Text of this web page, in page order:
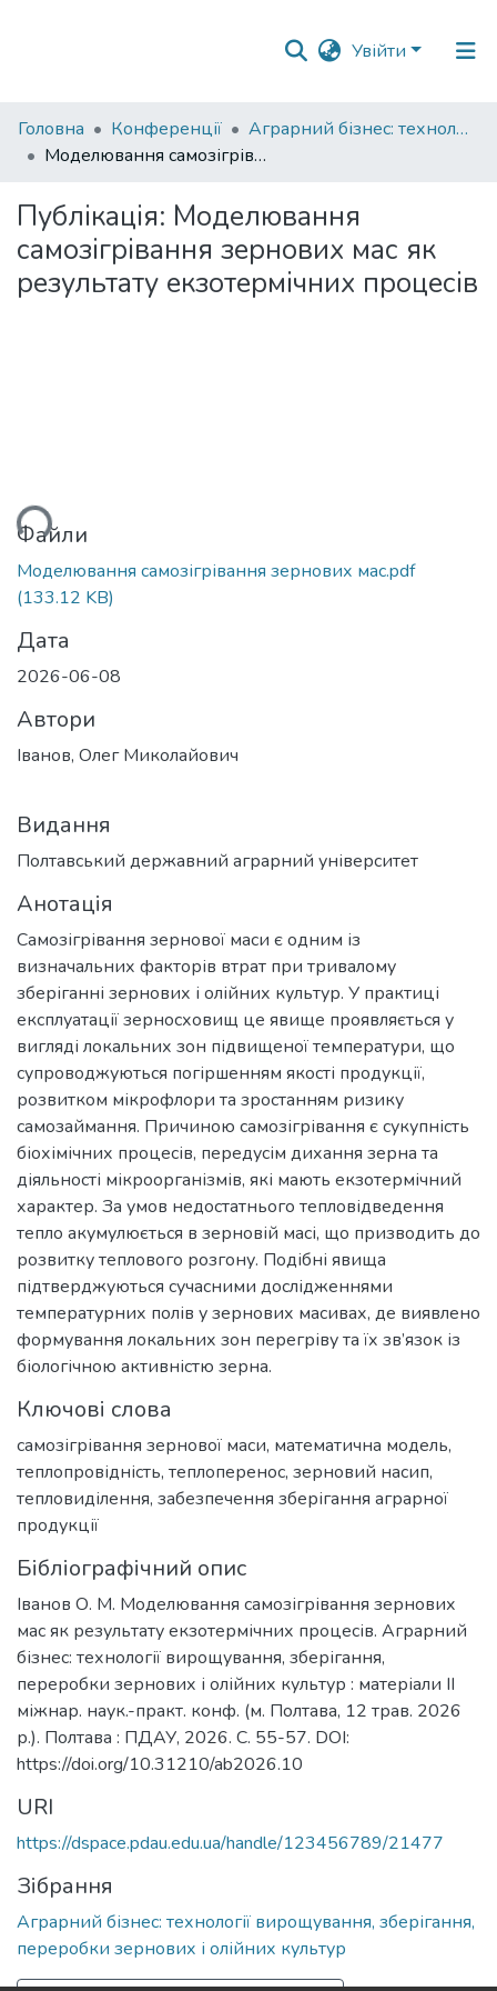
Увійти
Фонди
та
Пошук за критеріями
Статистика
Головна Конференції
Аграрний бізнес: технології вирощування, зберігання, переробки зернових і олійних культур
Моделювання самозігрівання зернових мас як результату екзотермічних процесів
Публікація: Моделювання
самозігрівання зернових мас як
результату екзотермічних процесів
Файли
Моделювання самозігрівання зернових мас.pdf
(133.12 KB)
Дата
2026-06-08
Автори
Іванов, Олег Миколайович
Видання
Полтавський державний аграрний університет
Анотація
Самозігрівання зернової маси є одним із
визначальних факторів втрат при тривалому
зберіганні зернових і олійних культур. У практиці
експлуатації зерносховищ це явище проявляється у
вигляді локальних зон підвищеної температури, що
супроводжуються погіршенням якості продукції,
розвитком мікрофлори та зростанням ризику
самозаймання. Причиною самозігрівання є сукупність
біохімічних процесів, передусім дихання зерна та
діяльності мікроорганізмів, які мають екзотермічний
характер. За умов недостатнього тепловідведення
тепло акумулюється в зерновій масі, що призводить до
розвитку теплового розгону. Подібні явища
підтверджуються сучасними дослідженнями
температурних полів у зернових масивах, де виявлено
формування локальних зон перегріву та їх зв’язок із
біологічною активністю зерна.
Ключові слова
самозігрівання зернової маси, математична модель,
теплопровідність, теплоперенос, зерновий насип,
тепловиділення, забезпечення зберігання аграрної
продукції
Бібліографічний опис
Іванов О. М. Моделювання самозігрівання зернових
мас як результату екзотермічних процесів. Аграрний
бізнес: технології вирощування, зберігання,
переробки зернових і олійних культур : матеріали ІІ
міжнар. наук.-практ. конф. (м. Полтава, 12 трав. 2026
р.). Полтава : ПДАУ, 2026. С. 55-57. DOI:
https://doi.org/10.31210/ab2026.10
URI
https://dspace.pdau.edu.ua/handle/123456789/21477
Зібрання
Аграрний бізнес: технології вирощування, зберігання,
переробки зернових і олійних культур